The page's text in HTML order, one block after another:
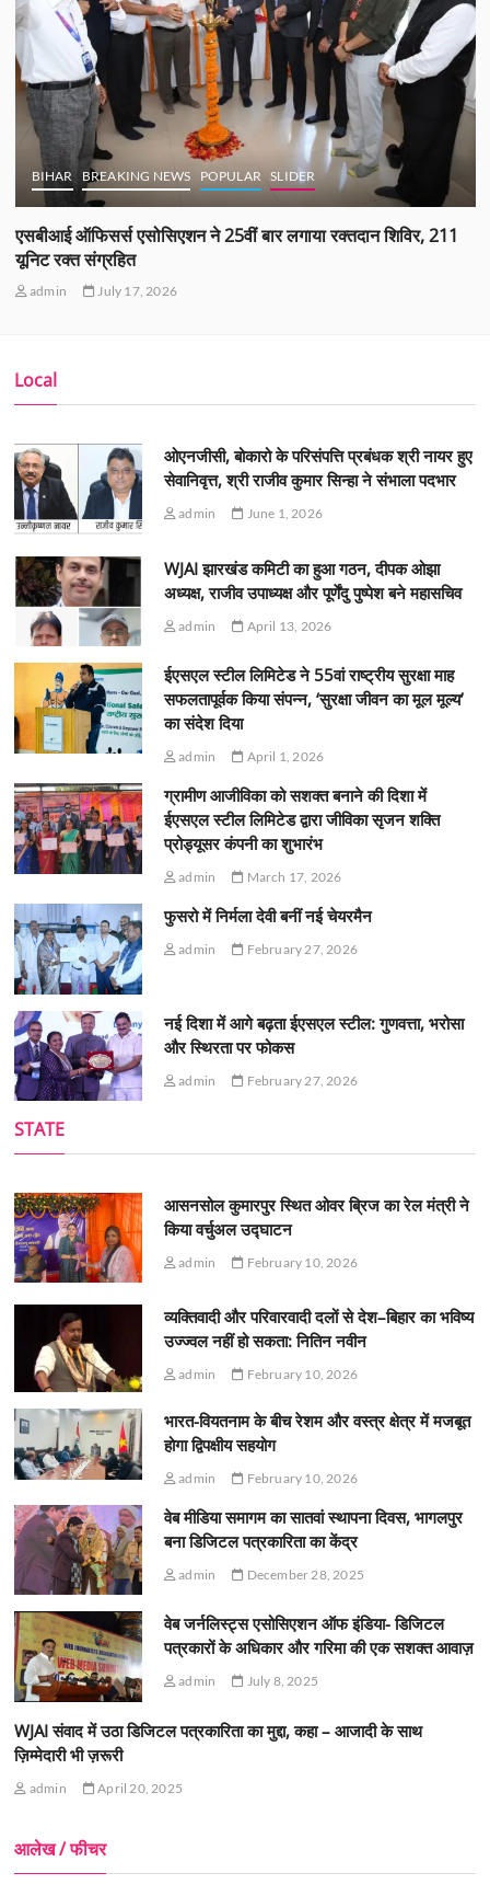
BIHAR BREAKING NEWS POPULAR SLIDER
एसबीआई ऑफिसर्स एसोसिएशन ने 25वीं बार लगाया रक्तदान शिविर, 211
यूनिट रक्त संग्रहित
admin July 17, 2026
Local
ओएनजीसी, बोकारो के परिसंपत्ति प्रबंधक श्री नायर हुए
सेवानिवृत्त, श्री राजीव कुमार सिन्हा ने संभाला पदभार
admin June 1, 2026
WJAI झारखंड कमिटी का हुआ गठन, दीपक ओझा
अध्यक्ष, राजीव उपाध्यक्ष और पूर्णेंदु पुष्पेश बने महासचिव
admin April 13, 2026
ईएसएल स्टील लिमिटेड ने 55वां राष्ट्रीय सुरक्षा माह
सफलतापूर्वक किया संपन्न, ‘सुरक्षा जीवन का मूल मूल्य’
का संदेश दिया
admin April 1, 2026
ग्रामीण आजीविका को सशक्त बनाने की दिशा में
ईएसएल स्टील लिमिटेड द्वारा जीविका सृजन शक्ति
प्रोड्यूसर कंपनी का शुभारंभ
admin March 17, 2026
फुसरो में निर्मला देवी बनीं नई चेयरमैन
admin February 27, 2026
नई दिशा में आगे बढ़ता ईएसएल स्टील: गुणवत्ता, भरोसा
और स्थिरता पर फोकस
admin February 27, 2026
STATE
आसनसोल कुमारपुर स्थित ओवर ब्रिज का रेल मंत्री ने
किया वर्चुअल उद्घाटन
admin February 10, 2026
व्यक्तिवादी और परिवारवादी दलों से देश–बिहार का भविष्य
उज्ज्वल नहीं हो सकता: नितिन नवीन
admin February 10, 2026
भारत-वियतनाम के बीच रेशम और वस्त्र क्षेत्र में मजबूत
होगा द्विपक्षीय सहयोग
admin February 10, 2026
वेब मीडिया समागम का सातवां स्थापना दिवस, भागलपुर
बना डिजिटल पत्रकारिता का केंद्र
admin December 28, 2025
वेब जर्नलिस्ट्स एसोसिएशन ऑफ इंडिया- डिजिटल
पत्रकारों के अधिकार और गरिमा की एक सशक्त आवाज़
admin July 8, 2025
WJAI संवाद में उठा डिजिटल पत्रकारिता का मुद्दा, कहा – आजादी के साथ
ज़िम्मेदारी भी ज़रूरी
admin April 20, 2025
आलेख / फीचर